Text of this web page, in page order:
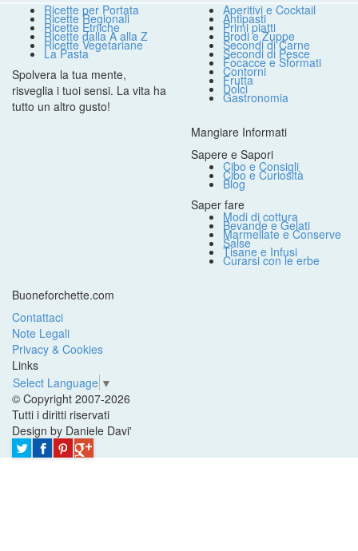
Ricette per Portata
Ricette Regionali
Ricette Etniche
Ricette dalla A alla Z
Ricette Vegetariane
La Pasta
Spolvera la tua mente,
risveglia i tuoi sensi. La vita ha
tutto un altro gusto!
Aperitivi e Cocktail
Antipasti
Primi piatti
Brodi e Zuppe
Secondi di Carne
Secondi di Pesce
Focacce e Sformati
Contorni
Frutta
Dolci
Gastronomia
Mangiare Informati
Sapere e Sapori
Cibo e Consigli
Cibo e Curiosità
Blog
Saper fare
Modi di cottura
Bevande e Gelati
Marmellate e Conserve
Salse
Tisane e Infusi
Curarsi con le erbe
Buoneforchette.com
Contattaci
Note Legali
Privacy & Cookies
Links
Select Language ▼
© Copyright 2007-2026
Tutti i diritti riservati
Design by Daniele Davi'